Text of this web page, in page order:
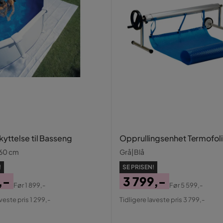
til Basseng
cm
Før1 899,-
pris 1 299,-
Opprullingsenhet
Grå|Blå
SE PRISEN!
Pris
3 799,-
Original
Før5 599,-
Tidligere laveste pris 3 799,-